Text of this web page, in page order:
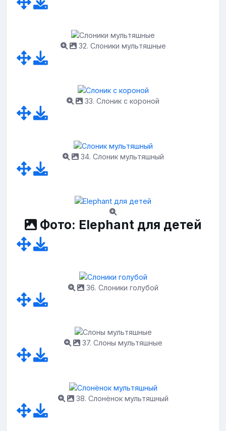
32. Слоники мультяшные
33. Слоник с короной
34. Слоник мультяшный
Фото: Elephant для детей
36. Слоники голубой
37. Слоны мультяшные
38. Слонёнок мультяшный